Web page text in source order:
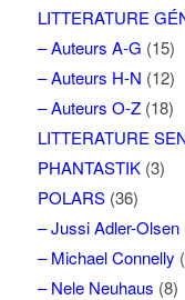
LITTERATURE
– Auteurs A-G (15)
– Auteurs H-N (12)
– Auteurs O-Z(18)
LITTERATURE
PHANTASTIK(3)
POLARS(36)
– Jussi Adler-Olsen
– Michael Connelly
– Nele Neuhaus (8)